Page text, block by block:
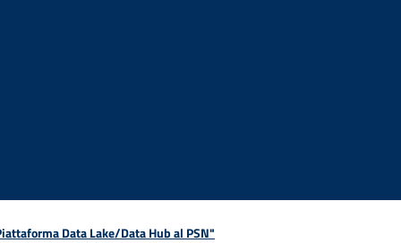
Data Lake/Data Hub al PSN"